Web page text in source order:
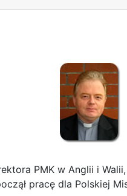
PMK w Anglii i
pracę dla Polskiej